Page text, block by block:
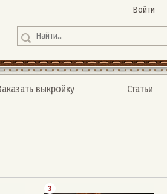
Войти
выкройку Статьи
3